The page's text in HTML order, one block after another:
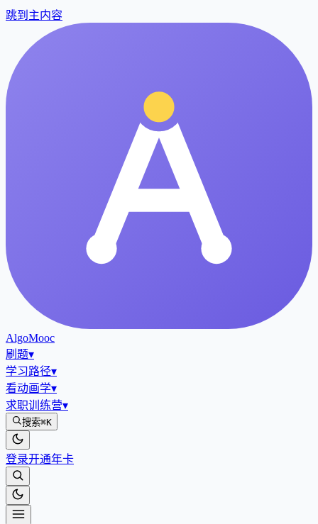
跳到主内容
AlgoMooc
刷题▾
学习路径▾
看动画学▾
求职训练营▾
搜索⌘K
登录开通年卡